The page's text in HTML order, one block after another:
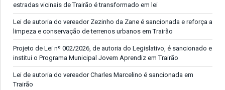
estradas vicinais de Trairão é transformado em lei
Lei de autoria do vereador Zezinho da Zane é sancionada e reforça a
limpeza e conservação de terrenos urbanos em Trairão
Projeto de Lei nº 002/2026, de autoria do Legislativo, é sancionado e
institui o Programa Municipal Jovem Aprendiz em Trairão
Lei de autoria do vereador Charles Marcelino é sancionada em
Trairão